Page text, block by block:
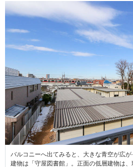
バルコニーへ出てみると、大きな青空が広
建物は「守屋図書館」。正面の低層建物は